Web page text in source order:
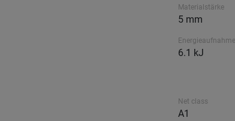
Materialstärke
5 mm
Energieaufnahme
6.1 kJ
Net class
A1